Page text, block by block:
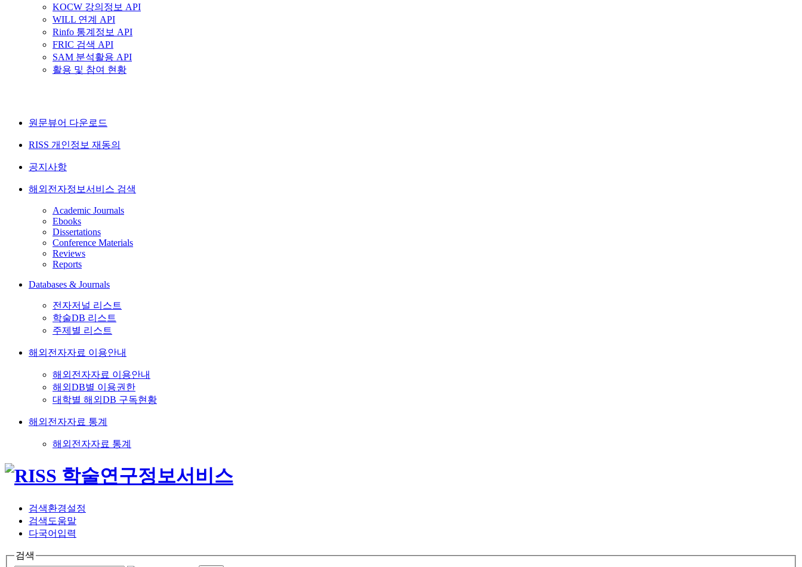
KOCW 강의정보 API
WILL 연계 API
Rinfo 통계정보 API
FRIC 검색 API
SAM 분석활용 API
활용 및 참여 현황
원문뷰어 다운로드
RISS 개인정보 재동의
공지사항
해외전자정보서비스 검색
Academic Journals
Ebooks
Dissertations
Conference Materials
Reviews
Reports
Databases & Journals
전자저널 리스트
학술DB 리스트
주제별 리스트
해외전자자료 이용안내
해외전자자료 이용안내
해외DB별 이용권한
대학별 해외DB 구독현황
해외전자자료 통계
해외전자자료 통계
검색환경설정
검색도움말
다국어입력
검색